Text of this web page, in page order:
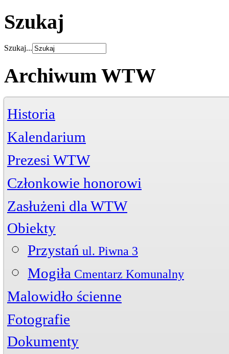
Szukaj
Szukaj...
Archiwum WTW
Historia
Kalendarium
Prezesi WTW
Członkowie honorowi
Zasłużeni dla WTW
Życiorys
Artykuły
Zdjęcia
Wiktor Szelągowski
Zasłużeni członkowie
Obiekty
Przystań ul. Piwna 3
Mogiła Cmentarz Komunalny
Malowidło ścienne
Fotografie
Rysunki
Dokumenty